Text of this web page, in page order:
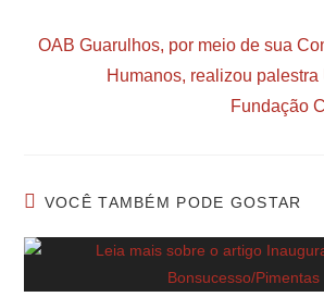
OAB Guarulhos, por meio de sua
Humanos, realizou
Fundação
VOCÊ TAMBÉM PODE GOSTAR